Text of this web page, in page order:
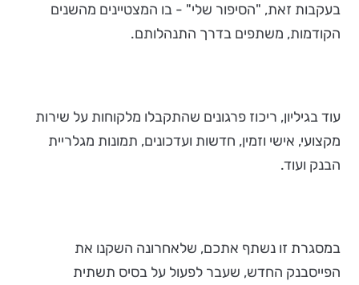
בעקבות זאת, "הסיפור שלי" - בו המצטיינים מהשנים
הקודמות, משתפים בדרך התנהלותם.
עוד בגיליון, ריכוז פרגונים שהתקבלו מלקוחות על שירות
מקצועי, אישי וזמין, חדשות ועדכונים, תמונות מגלריית
הבנק ועוד.
במסגרת זו נשתף אתכם, שלאחרונה השקנו את
הפייסבנק החדש, שעבר לפעול על בסיס תשתית